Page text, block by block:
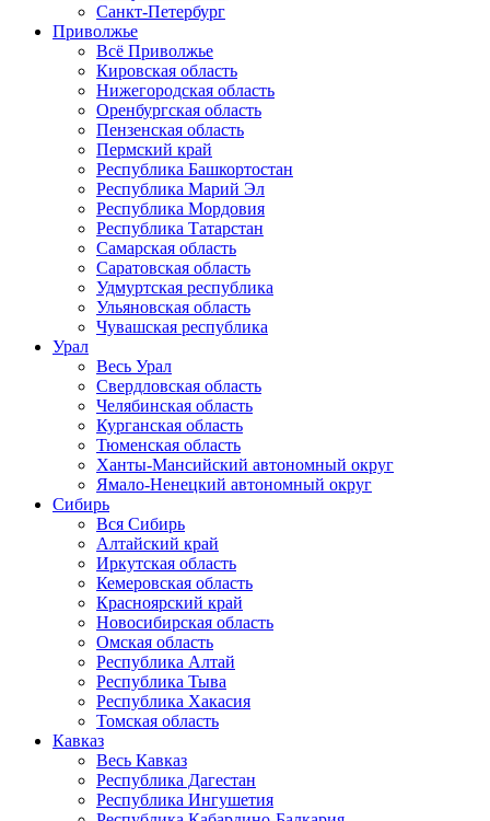
Санкт-Петербург
Приволжье
Всё Приволжье
Кировская область
Нижегородская область
Оренбургская область
Пензенская область
Пермский край
Республика Башкортостан
Республика Марий Эл
Республика Мордовия
Республика Татарстан
Самарская область
Саратовская область
Удмуртская республика
Ульяновская область
Чувашская республика
Урал
Весь Урал
Свердловская область
Челябинская область
Курганская область
Тюменская область
Ханты-Мансийский автономный округ
Ямало-Ненецкий автономный округ
Сибирь
Вся Сибирь
Алтайский край
Иркутская область
Кемеровская область
Красноярский край
Новосибирская область
Омская область
Республика Алтай
Республика Тыва
Республика Хакасия
Томская область
Кавказ
Весь Кавказ
Республика Дагестан
Республика Ингушетия